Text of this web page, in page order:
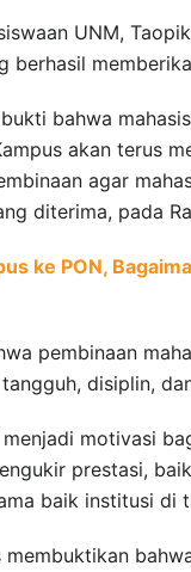
UNM,
berhasil
bahwa
akan terus
agar
diterima, pada
ke PON,
pembinaan
disiplin,
menjadi motivasi
prestasi,
baik institusi di
membuktikan